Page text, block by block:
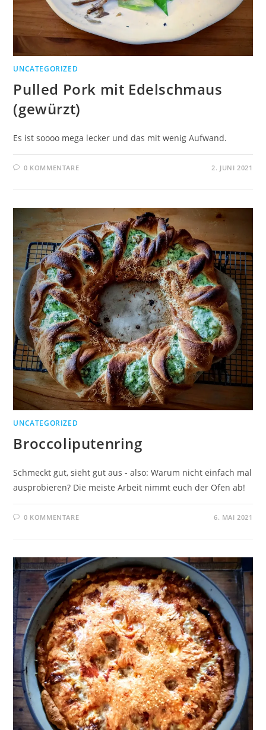
UNCATEGORIZED
Pulled Pork mit Edelschmaus
(gewürzt)
Es ist soooo mega lecker und das mit wenig Aufwand.
0 KOMMENTARE 2. JUNI 2021
UNCATEGORIZED
Broccoliputenring
Schmeckt gut, sieht gut aus - also: Warum nicht einfach mal
ausprobieren? Die meiste Arbeit nimmt euch der Ofen ab!
0 KOMMENTARE 6. MAI 2021